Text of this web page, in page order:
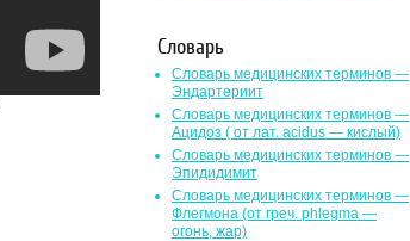
Словарь
Словарь медицинских терминов —
Эндартериит
Словарь медицинских терминов —
Ацидоз ( от лат. асidus — кислый)
Словарь медицинских терминов —
Эпидидимит
Словарь медицинских терминов —
Флегмона (от гpeч. phlegma —
огонь, жар)